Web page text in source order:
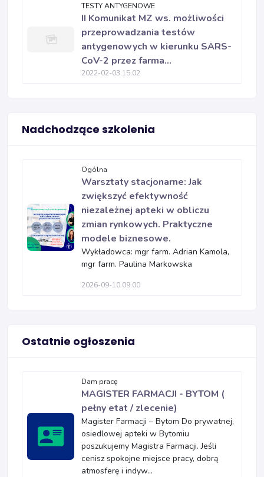
TESTY ANTYGENOWE
II Komunikat MZ ws. możliwości
przeprowadzania testów
antygenowych w kierunku SARS-
CoV-2 przez farma...
2022-02-03 15:02
Nadchodzące szkolenia
Ogólna
Warsztaty stacjonarne: Jak
zwiększyć efektywność
niezależnej apteki w obliczu
zmian rynkowych. Praktyczne
modele biznesowe.
Wykładowca: mgr farm. Adrian Kamola,
mgr farm. Paulina Markowska
2026-09-10 09:00
Ostatnie ogłoszenia
Dam pracę
MAGISTER FARMACJI - BYTOM (
pełny etat / zlecenie)
Magister Farmacji – Bytom Do prywatnej,
osiedlowej apteki w Bytomiu
poszukujemy Magistra Farmacji. Jeśli
cenisz spokojne miejsce pracy, dobrą
atmosferę i indyw...